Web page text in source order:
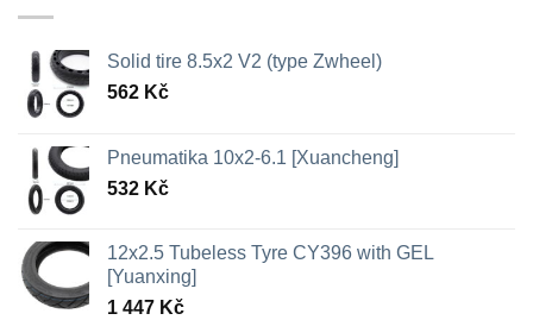
Solid tire 8.5x2 V2 (type Zwheel)
562 Kč
Pneumatika 10x2-6.1 [Xuancheng]
532 Kč
12x2.5 Tubeless Tyre CY396 with GEL
[Yuanxing]
1 447 Kč